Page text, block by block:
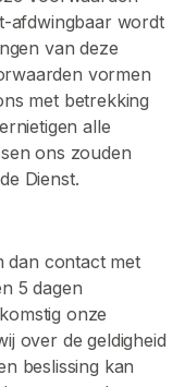
afdwingbaar wordt
van deze
vormen
met betrekking
alle
ons zouden
Dienst.
dan contact met
5 dagen
onze
over de geldigheid
beslissing kan